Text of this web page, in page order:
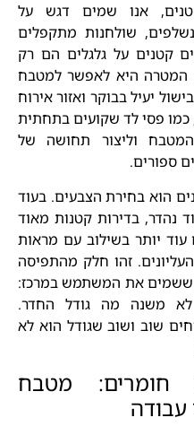
אנו שמים דגש על
שולחנות מתקפלים
קטנים על גלגלים הם רק
המטרה היא לאפשר למטבח
יעיל בבוקר ואזור אירוח
כמו פסי לד שקועים בתחתית
וליצור תחושה של
ספורים.
הוא בחירת הצבעים. בעוד
נהדר, בדירות קטנות מאוד
עוד יותר בשילוב עם מראות
זהו חלק מהתפיסה
ששמים את המשתמש במרכז:
משנה מה גודל החדר.
שוב ושוב שגודל הוא לא
חומרים: מטבח
עבודה